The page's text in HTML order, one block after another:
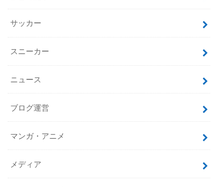
サッカー
スニーカー
ニュース
ブログ運営
マンガ・アニメ
メディア